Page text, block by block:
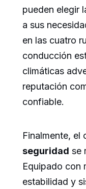
pueden elegir
a sus
en las cuatro
conducción
climáticas
reputación
confiable.
Finalmente, el
seguridad se
Equipado con
estabilidad y